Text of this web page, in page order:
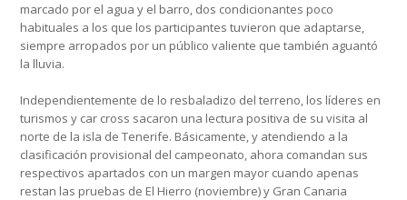
marcado por el agua y el barro, dos condicionantes poco
habituales a los que los participantes tuvieron que adaptarse,
siempre arropados por un público valiente que también aguantó
la lluvia.
Independientemente de lo resbaladizo del terreno, los líderes en
turismos y car cross sacaron una lectura positiva de su visita al
norte de la isla de Tenerife. Básicamente, y atendiendo a la
clasificación provisional del campeonato, ahora comandan sus
respectivos apartados con un margen mayor cuando apenas
restan las pruebas de El Hierro (noviembre) y Gran Canaria